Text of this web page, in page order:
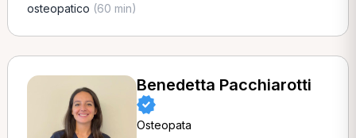
osteopatico (60 min)
Benedetta Pacchiarotti
Osteopata